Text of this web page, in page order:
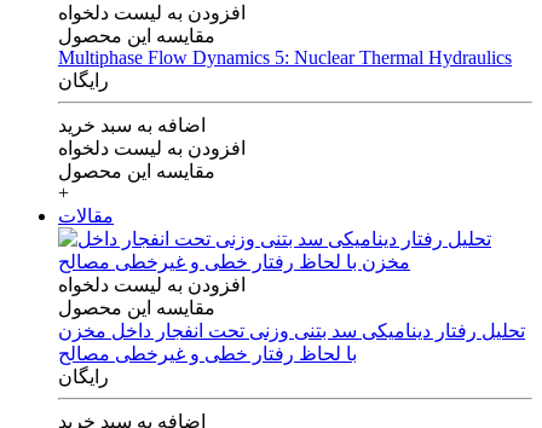
افزودن به لیست دلخواه
مقایسه این محصول
Multiphase Flow Dynamics 5: Nuclear Thermal Hydraulics
رایگان
اضافه به سبد خرید
افزودن به لیست دلخواه
مقایسه این محصول
+
مقالات
افزودن به لیست دلخواه
مقایسه این محصول
تحلیل رفتار دینامیکی سد بتنی وزنی تحت انفجار داخل مخزن
با لحاظ رفتار خطی و غیرخطی مصالح
رایگان
اضافه به سبد خرید